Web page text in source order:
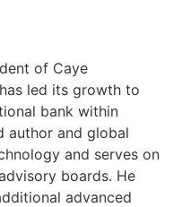
of Caye
led its growth to
bank within
author and global
and serves on
boards. He
advanced